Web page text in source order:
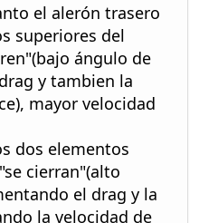
el alerón trasero
superiores del
ángulo de
y tambien la
mayor velocidad
dos elementos
cierran"(alto
el drag y la
la velocidad de